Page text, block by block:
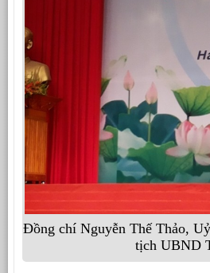
Đồng chí Nguyễn Thế Thảo,
tịch UBND